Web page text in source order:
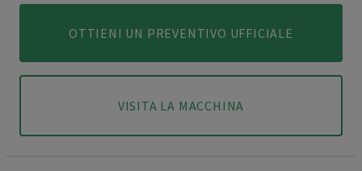
OTTIENI UN PREVENTIVO UFFICIALE
VISITA LA MACCHINA